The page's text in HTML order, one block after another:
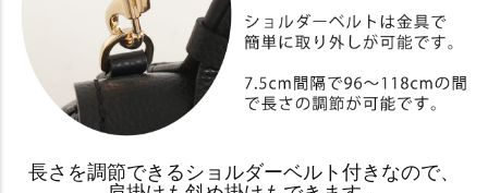
長さを調節できるショルダーベルト付きなので、